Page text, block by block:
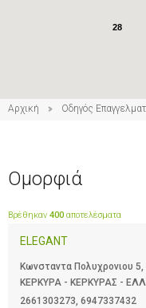
28
Αρχική Οδηγός
Ομορφιά
Βρέθηκαν 400 αποτελέσματα
ELEGANT
Κωνσταντα Πολυχρονιου
ΚΕΡΚΥΡΑ - ΚΕΡΚΥΡΑΣ -
2661303273, 6947337432